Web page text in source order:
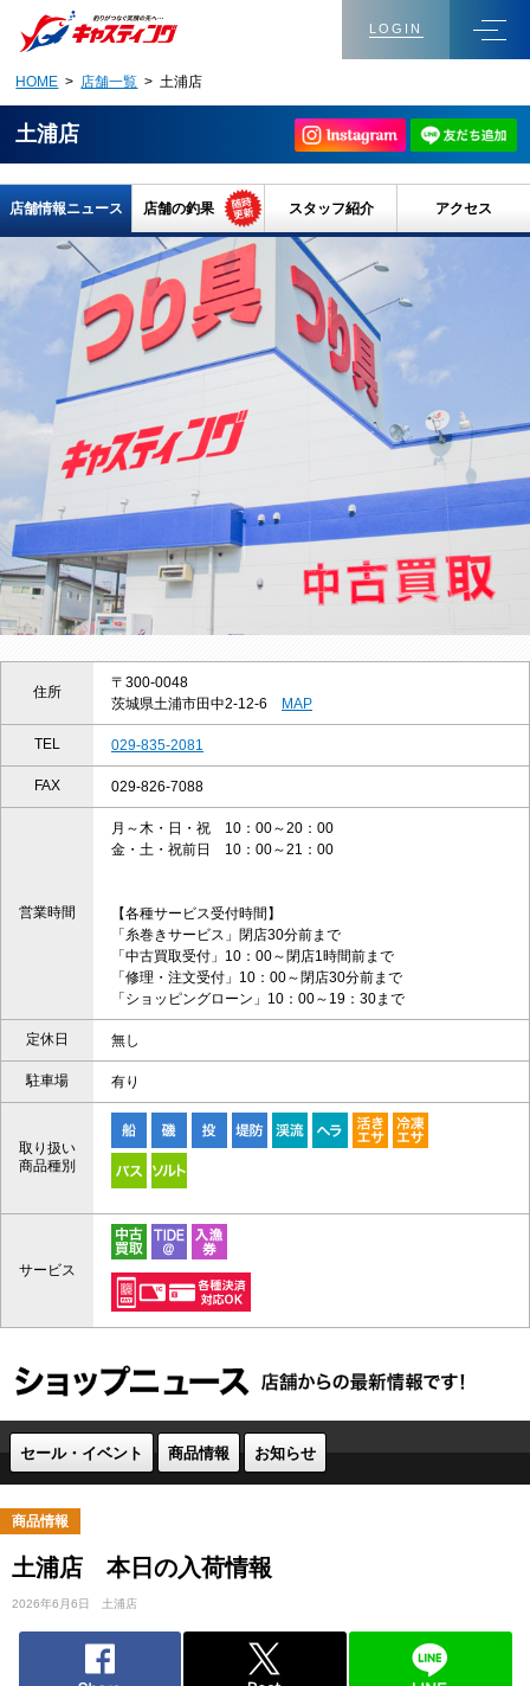
LOGIN
HOME > 店舗一覧 > 土浦店
土浦店
店舗情報ニュース 店舗の釣果 スタッフ紹介 アクセス
住所
〒300-0048
茨城県土浦市田中2-12-6
MAP
TEL 029-835-2081
FAX 029-826-7088
営業時間
月～木・日・祝 10：00～20：00
金・土・祝前日 10：00～21：00
【各種サービス受付時間】
「糸巻きサービス」閉店30分前まで
「中古買取受付」10：00～閉店1時間前まで
「修理・注文受付」10：00～閉店30分前まで
「ショッピングローン」10：00～19：30まで
定休日 無し
駐車場 有り
取り扱い
商品種別
サービス
セール・イベント 商品情報 お知らせ
商品情報
土浦店 本日の入荷情報
2026年6月6日 土浦店